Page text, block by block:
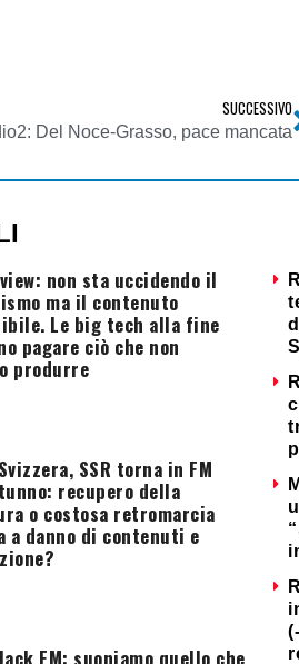
SUCCESSIVO
Del Noce-Grasso, pace mancata
non sta uccidendo il
ma il contenuto
Le big tech alla fine
pagare ciò che non
produrre
SSR torna in FM
recupero della
o costosa retromarcia
a danno di contenuti e
FM: suoniamo quello che